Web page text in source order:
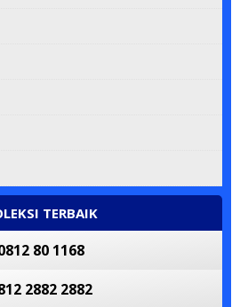
TERBAIK
80 1168
2882 2882